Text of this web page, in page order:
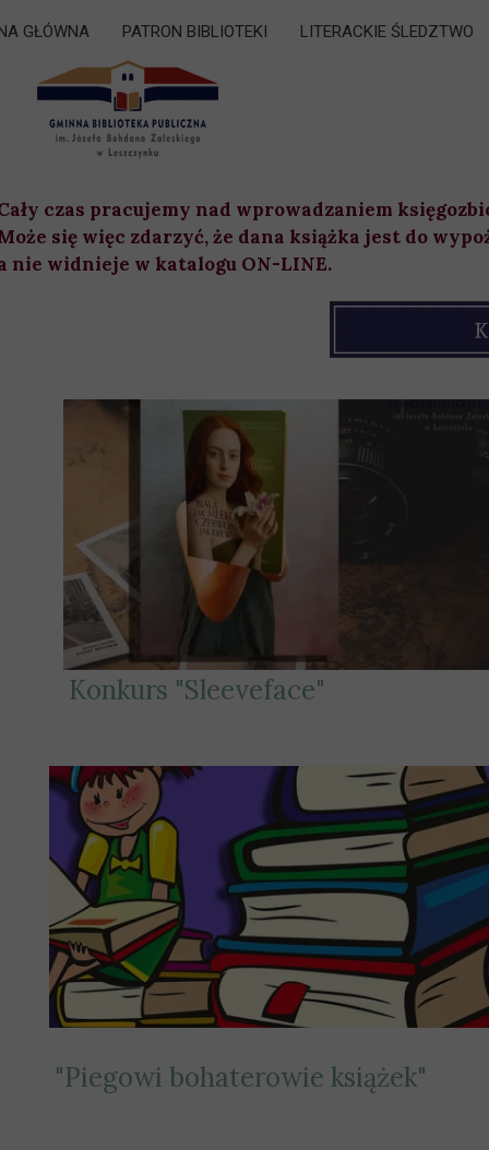
czas pracujemy nad wprowadzaniem
się więc zdarzyć, że dana książka jest do
nie widnieje w katalogu ON-LINE.
GŁÓWNA PATRON BIBLIOTEKI LITERACKIE ŚLEDZTWO
"Piegowi bohaterowie książek"
Konkurs "Sleeveface"